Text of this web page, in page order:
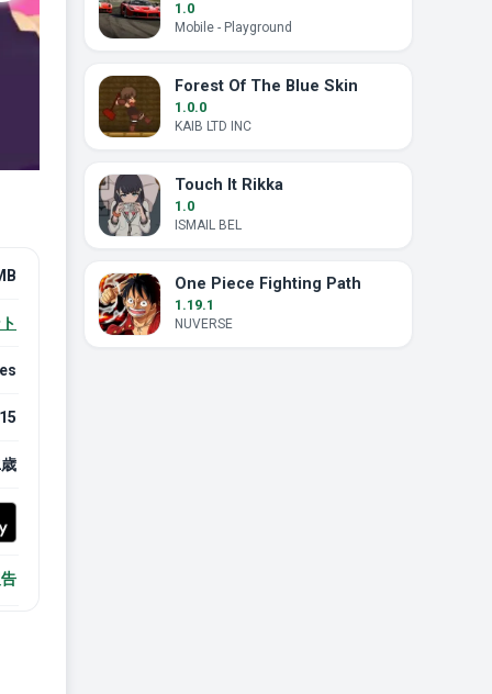
1.0
Mobile - Playground
Forest Of The Blue Skin
1.0.0
KAIB LTD INC
Touch It Rikka
1.0
ISMAIL BEL
One Piece Fighting Path
1.19.1
NUVERSE